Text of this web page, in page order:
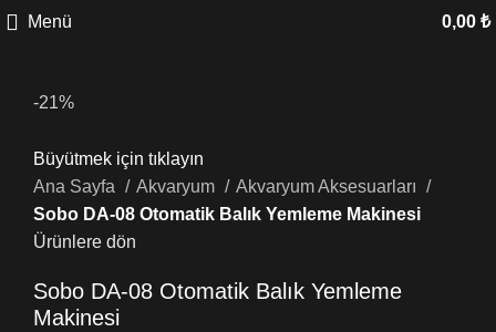
Menü 0,00 ₺
-21%
Büyütmek için tıklayın
Ana Sayfa
Akvaryum
Akvaryum Aksesuarları
Sobo DA-08 Otomatik Balık Yemleme Makinesi
Ürünlere dön
Sobo DA-08 Otomatik Balık Yemleme
Makinesi